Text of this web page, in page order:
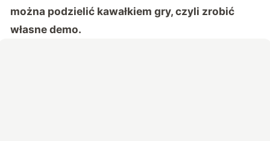
można podzielić kawałkiem gry, czyli zrobić
własne demo.